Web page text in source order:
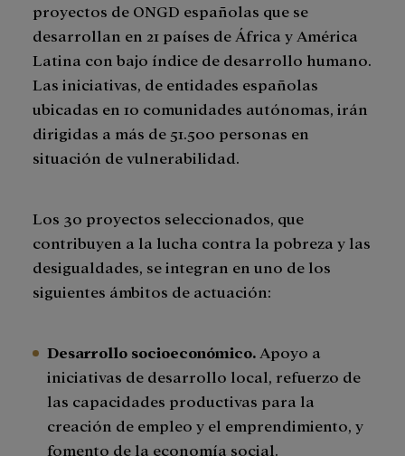
proyectos de ONGD españolas que se
desarrollan en 21 países de África y América
Latina con bajo índice de desarrollo humano.
Las iniciativas, de entidades españolas
ubicadas en 10 comunidades autónomas, irán
dirigidas a más de 51.500 personas en
situación de vulnerabilidad.
Los 30 proyectos seleccionados, que
contribuyen a la lucha contra la pobreza y las
desigualdades, se integran en uno de los
siguientes ámbitos de actuación:
Desarrollo socioeconómico. Apoyo a
iniciativas de desarrollo local, refuerzo de
las capacidades productivas para la
creación de empleo y el emprendimiento, y
fomento de la economía social.